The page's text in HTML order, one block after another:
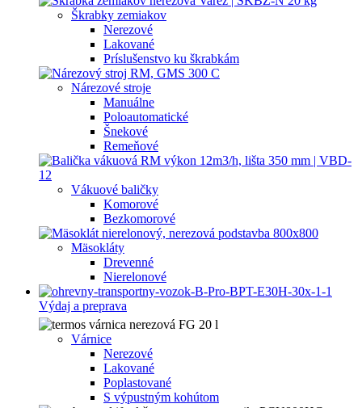
Škrabky zemiakov
Nerezové
Lakované
Príslušenstvo ku škrabkám
Nárezové stroje
Manuálne
Poloautomatické
Šnekové
Remeňové
Vákuové baličky
Komorové
Bezkomorové
Mäsokláty
Drevenné
Nierelonové
Výdaj a preprava
Várnice
Nerezové
Lakované
Poplastované
S výpustným kohútom